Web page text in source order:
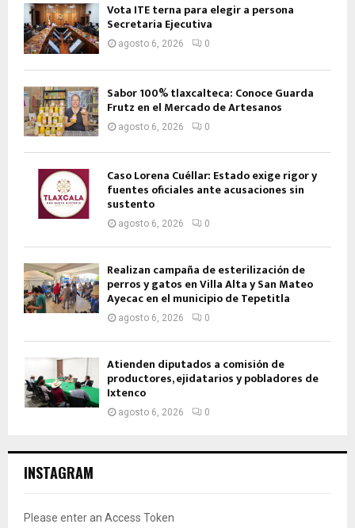
Vota ITE terna para elegir a persona
Secretaria Ejecutiva
agosto 6, 2026 0
Sabor 100% tlaxcalteca: Conoce Guarda
Frutz en el Mercado de Artesanos
agosto 6, 2026 0
Caso Lorena Cuéllar: Estado exige rigor y
fuentes oficiales ante acusaciones sin
sustento
agosto 6, 2026 0
Realizan campaña de esterilización de
perros y gatos en Villa Alta y San Mateo
Ayecac en el municipio de Tepetitla
agosto 6, 2026 0
Atienden diputados a comisión de
productores, ejidatarios y pobladores de
Ixtenco
agosto 6, 2026 0
INSTAGRAM
Please enter an Access Token